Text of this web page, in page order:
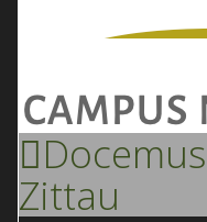
Docemus
Zittau